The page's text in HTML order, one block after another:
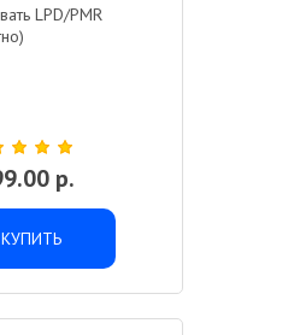
LPD/PMR
р.
КУПИТЬ